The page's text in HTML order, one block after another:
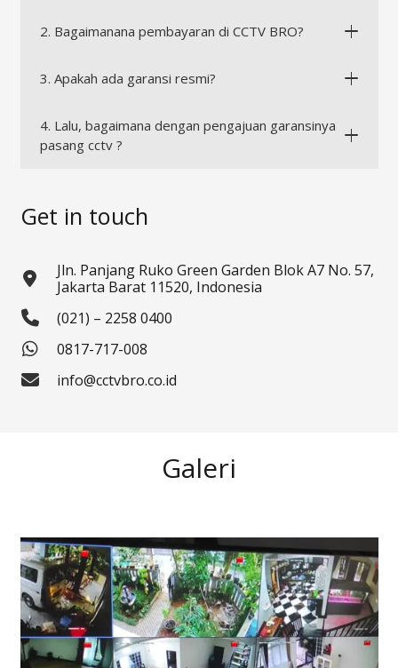
2. Bagaimanana pembayaran di CCTV BRO?
3. Apakah ada garansi resmi?
4. Lalu, bagaimana dengan pengajuan garansinya
pasang cctv ?
Get in touch
Jln. Panjang Ruko Green Garden Blok A7 No. 57,
Jakarta Barat 11520, Indonesia
(021) – 2258 0400
0817-717-008
info@cctvbro.co.id
Galeri